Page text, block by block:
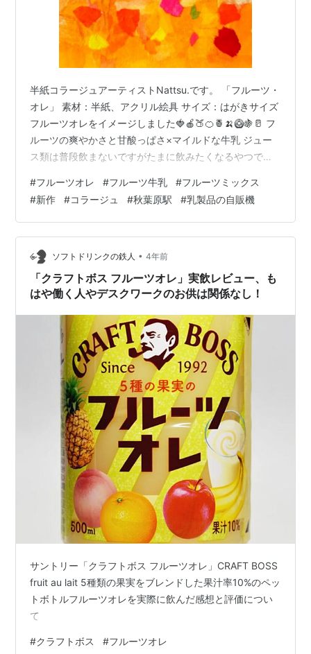
半紙コラージュアーティストNattsu.です。 「フルーツ・
オレ」 素材：半紙、アクリル絵具 サイズ：はがきサイズ
フルーツオレをイメージしました🍓🍎🍑🍊🍍🍌🥝🍇🥛 フ
ルーツの爽やかさと甘酸っぱさ×マイルドな牛乳 ジュー
ス類は普段飲まないですがたまに飲みたくなるやつで
した。 はがきサイズのイラストボードに貼りました。 ミ
ルクミックスのオレンジベースのグラデーションに、フ
ルーツたくさん！を表現。 想像以上に気に入った仕上が
りになりました！🎶 JR総武線秋葉原駅5番線（新宿方
面）のホームに乳製品の自販機があって、ご当地物やな
かなか他では見られない…
#フルーツオレ #フルーツ牛乳 #フルーツミックス
#新作 #コラージュ #秋葉原駅 #乳製品の自販機
ソフトドリンクの鉄人 • 4年前
「クラフトボス フルーツオレ」実飲レビュー、も
はや働く人やデスクワークのお供は関係なし！
サントリー「クラフトボス フルーツオレ」CRAFT BOSS
fruit au lait 5種類の果実をブレンドした果汁率10%のペッ
トボトルフルーツオレを実際に飲んだ感想と評価につい
て
#クラフトボス #フルーツオレ